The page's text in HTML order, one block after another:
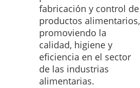
fabricación y control de
productos alimentarios,
promoviendo la
calidad, higiene y
eficiencia en el sector
de las industrias
alimentarias.